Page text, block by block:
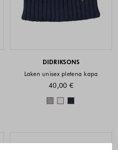
DIDRIKSONS
Laken unisex pletena kapa
40,00 €
Barve na voljo